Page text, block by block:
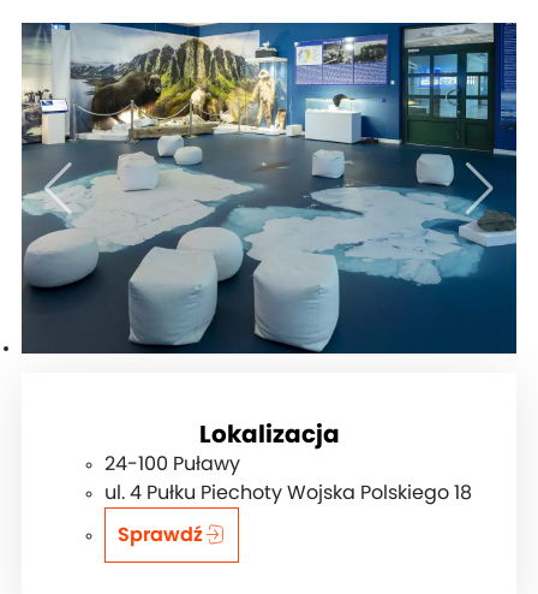
Lokalizacja
24-100 Puławy
ul. 4 Pułku Piechoty Wojska Polskiego 18
Sprawdź